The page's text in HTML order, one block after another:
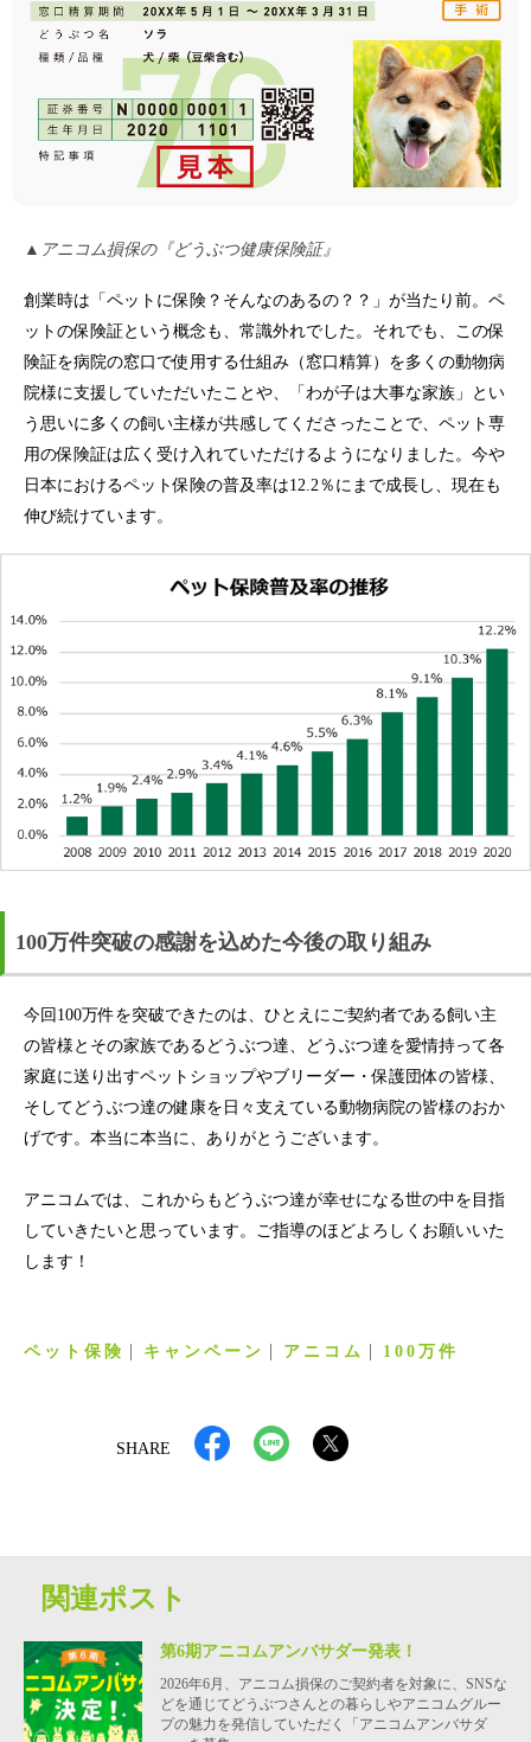
▲アニコム損保の『どうぶつ健康保険証』
創業時は「ペットに保険？そんなのあるの？？」が当たり前。ペ
ットの保険証という概念も、常識外れでした。それでも、この保
険証を病院の窓口で使用する仕組み（窓口精算）を多くの動物病
院様に支援していただいたことや、「わが子は大事な家族」とい
う思いに多くの飼い主様が共感してくださったことで、ペット専
用の保険証は広く受け入れていただけるようになりました。今や
日本におけるペット保険の普及率は12.2％にまで成長し、現在も
伸び続けています。
100万件突破の感謝を込めた今後の取り組み
今回100万件を突破できたのは、ひとえにご契約者である飼い主
の皆様とその家族であるどうぶつ達、どうぶつ達を愛情持って各
家庭に送り出すペットショップやブリーダー・保護団体の皆様、
そしてどうぶつ達の健康を日々支えている動物病院の皆様のおか
げです。本当に本当に、ありがとうございます。
アニコムでは、これからもどうぶつ達が幸せになる世の中を目指
していきたいと思っています。ご指導のほどよろしくお願いいた
します！
ペット保険 キャンペーン アニコム 100万件
SHARE
関連ポスト
第6期アニコムアンバサダー発表！
2026年6月、アニコム損保のご契約者を対象に、SNSな
どを通じてどうぶつさんとの暮らしやアニコムグルー
プの魅力を発信していただく「アニコムアンバサダ